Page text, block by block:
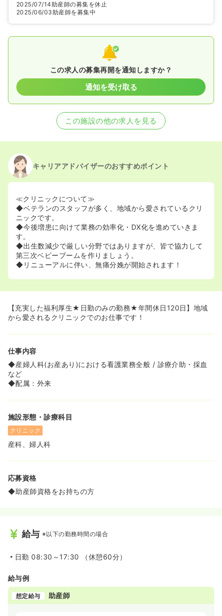
2025/07/14助産師の募集を休止
2025/06/03助産師を募集中
この求人の募集再開を通知しますか？
通知を受け取る
この施設の他の求人を見る
キャリアアドバイザーのおすすめポイント
≪クリニックについて≫
◆ベテランのスタッフが多く、地域から愛されているクリ
ニックです。
◆今後増患に向けて業務の効率化・DX化を進めていきま
す。
◆出生数減少で厳しい分野ではありますが、皆で協力して
第三次ベビーブームを作りましょう。
◆リニューアルに伴い、無痛分娩が開始されます！
【充実した福利厚生★日勤のみの勤務★年間休日120日】地域
から愛されるクリニックでのお仕事です！
仕事内容
◆産婦人科(お産あり)における看護業務全般 / 診療介助・採血
など
◆配属：外来
施設形態・診療科目
クリニック
産科、婦人科
応募資格
◆助産師資格をお持ちの方
給与 ※以下の勤務時間の場合
日勤 08:30～17:30 （休憩60分）
給与例
想定給与 助産師